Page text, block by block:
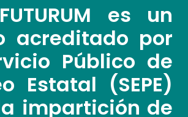
es un
acreditado por
Público de
Estatal (SEPE)
impartición de